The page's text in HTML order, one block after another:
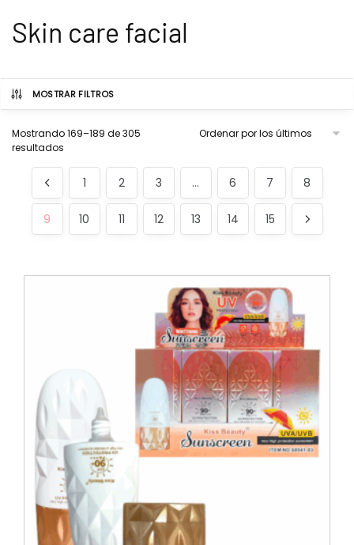
Skin care facial
MOSTRAR FILTROS
Mostrando 169–189 de 305
resultados
1 2 3 … 6 7 8
9 10 11 12 13 14 15